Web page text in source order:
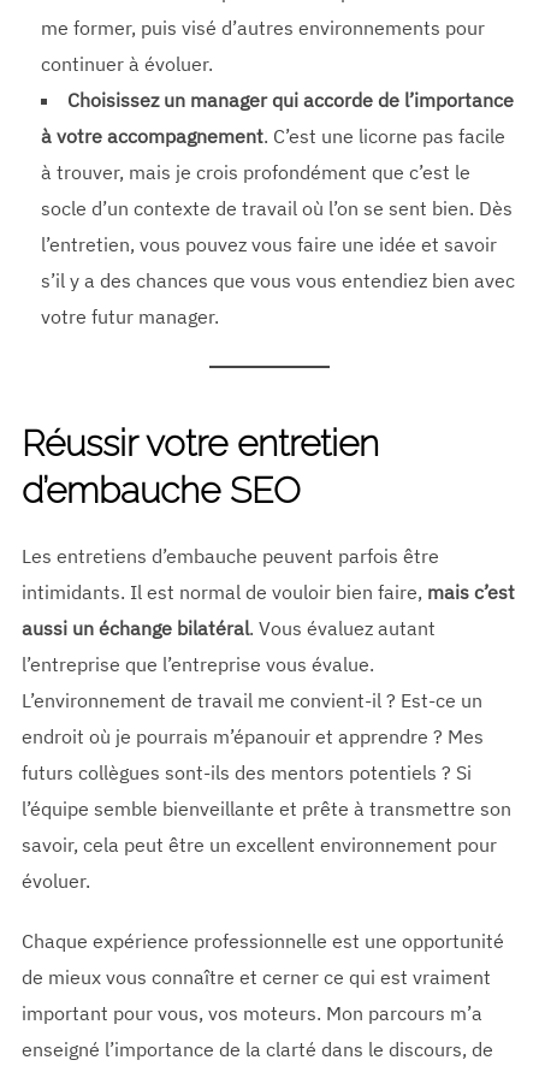
me former, puis visé d’autres environnements pour
continuer à évoluer.
Choisissez un manager qui accorde de l’importance
à votre accompagnement. C’est une licorne pas facile
à trouver, mais je crois profondément que c’est le
socle d’un contexte de travail où l’on se sent bien. Dès
l’entretien, vous pouvez vous faire une idée et savoir
s’il y a des chances que vous vous entendiez bien avec
votre futur manager.
Réussir votre entretien
d’embauche SEO
Les entretiens d’embauche peuvent parfois être
intimidants. Il est normal de vouloir bien faire, mais c’est
aussi un échange bilatéral. Vous évaluez autant
l’entreprise que l’entreprise vous évalue.
L’environnement de travail me convient-il ? Est-ce un
endroit où je pourrais m’épanouir et apprendre ? Mes
futurs collègues sont-ils des mentors potentiels ? Si
l’équipe semble bienveillante et prête à transmettre son
savoir, cela peut être un excellent environnement pour
évoluer.
Chaque expérience professionnelle est une opportunité
de mieux vous connaître et cerner ce qui est vraiment
important pour vous, vos moteurs. Mon parcours m’a
enseigné l’importance de la clarté dans le discours, de